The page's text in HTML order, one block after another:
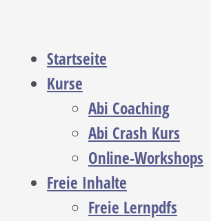
Startseite
Kurse
Abi Coaching
Abi Crash Kurs
Online-Workshops
Freie Inhalte
Freie Lernpdfs